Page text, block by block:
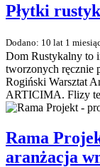
Płytki
Dodano: 10 lat 1
Dom Rustykalny to
tworzonych ręcznie
Rogiński Warsztat
ARTICIMA. Flizy
Rama
aranżacja